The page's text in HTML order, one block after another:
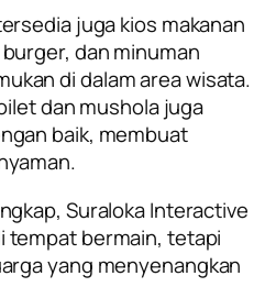
juga kios makanan
dan minuman
di dalam area wisata.
dan mushola juga
baik, membuat
Suraloka Interactive
tempat bermain, tetapi
yang menyenangkan